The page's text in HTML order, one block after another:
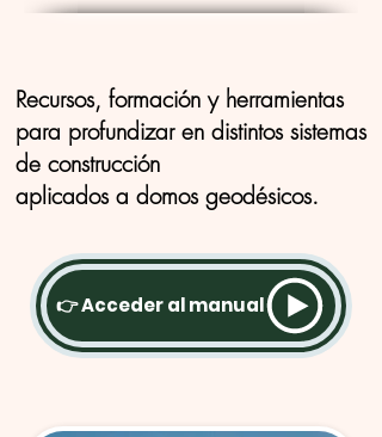
Recursos, formación y herramientas
para profundizaren distintos sistemas
de construcción
aplicados a domos geodésicos.
👉 Acceder al manual